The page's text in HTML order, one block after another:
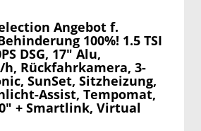
Angebot f.
100%! 1.5 TSI
DSG, 17" Alu,
h, Rückfahrkamera, 3-
SunSet, Sitzheizung,
Assist, Tempomat,
+ Smartlink, Virtual